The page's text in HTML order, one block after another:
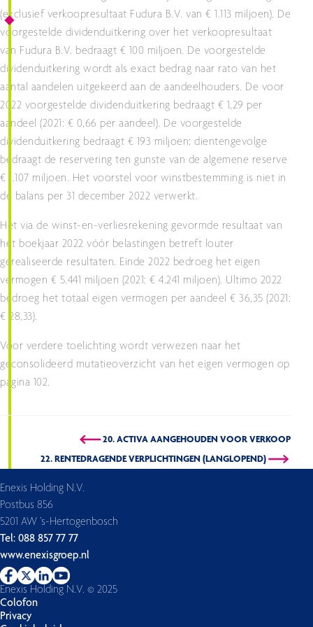
(exclusief verkoopresultaat Fudura B.V. van € 1.113 miljoen). De
voorgestelde dividenduitkering over het verkoopresultaat
van Fudura B.V. bedraagt € 100 miljoen. De voorgestelde
dividenduitkering wordt als exact bedrag naar rato van het
aantal aandelen uitgekeerd aan de aandeelhouders. De voor
2022 voorgestelde dividenduitkering bedraagt € 1,29 per
aandeel (2021: € 0,66 per aandeel). De voorgestelde
dividenduitkering bedraagt € 193 miljoen; dientengevolge
bedraagt de reservering ten gunste van de algemene reserve
€ 1.107 miljoen. Het voorstel voor winstbestemming is niet in
de balans per 31 december 2022 verwerkt.
Het via de winst-en-verliesrekening gevormde resultaat van
het boekjaar 2022 vóór belastingen betreft louter
gerealiseerde resultaten. Einde 2022 bedroeg het eigen
vermogen € 5.441 miljoen (2021: € 4.241 miljoen). Ultimo 2022
bedroeg het totaal eigen vermogen per aandeel € 36,35 (2021:
€ 28,33).
Voor verdere toelichting wordt verwezen naar het
geconsolideerd mutatieoverzicht van het eigen vermogen op
pagina 102.
22. RENTEDRAGENDE VERPLICHTINGEN (LANGLOPEND)
20. ACTIVA AANGEHOUDEN VOOR VERKOOP
Enexis Holding N.V.
Postbus 856
5201 AW ’s-Hertogenbosch
Tel: 088 857 77 77
www.enexisgroep.nl
Enexis Holding N.V. © 2025
Colofon
Privacy